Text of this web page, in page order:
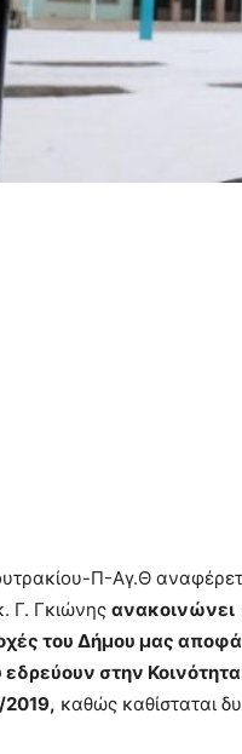
Π-Αγ.Θ
Γ. Γκιώνης ανακοινώνει
του Δήμου μας
εδρεύουν στην
2019, καθώς καθίσταται